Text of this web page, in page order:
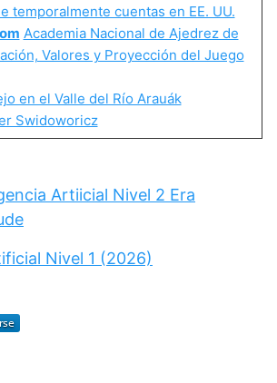
temporalmente cuentas en EE. UU.
Academia Nacional de Ajedrez de
Valores y Proyección del Juego
en el Valle del Río Arauák
Swidoworicz
Artiicial Nivel 2 Era
Nivel 1 (2026)